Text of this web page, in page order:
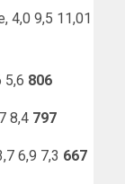
4,0 9,5 11,01
5,6 806
8,4 797
6,9 7,3 667